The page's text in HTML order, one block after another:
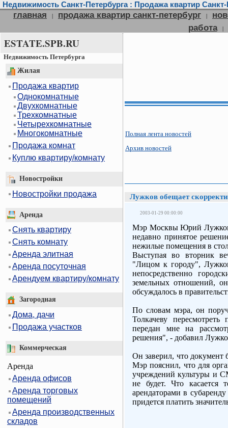
Недвижимость Санкт-Петербурга : Продажа квартир
главная | продажа квартир санкт-петербург |
работа
|
ESTATE.SPB.RU
Недвижимость Петербурга
Жилая
Продажа квартир
Однокомнатные
Двухкомнатные
Трехкомнатные
Четырехкомнатные
Многокомнатные
Продажа комнат
Куплю квартиру/комнату
Новостройки
Новостройки продажа
Аренда
Снять квартиру
Снять комнату
Аренда элитная
Аренда посуточная
Арендуем квартиру/комнату
Загородная
Дома, дачи
Продажа участков
Коммерческая
Аренда
Аренда офисов
Аренда торговых
помещений
Аренда производственных
складов
Полная лента новостей
Архив новостей
Лужков обещает
2003-01-29 00:00:00
Мэр Москвы Юрий Лужков
недавно принятое
нежилые помещения в
Выступая во вторник
"Лицом к городу",
непосредственно
земельных отношений,
обсуждалось в
По словам мэра, он
Толкачеву
передан мне на
решения", - добавил
Он заверил, что документ
Мэр пояснил, что для
учреждений культуры и
не будет. Что касается
арендаторами в
придется платить